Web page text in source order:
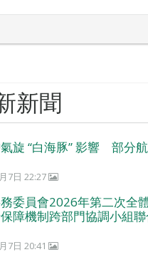
新聞
旋 “白海豚” 影響 部分
7日 22:27
委員會2026年第二次全
障機制跨部門協調小組
7日 20:41